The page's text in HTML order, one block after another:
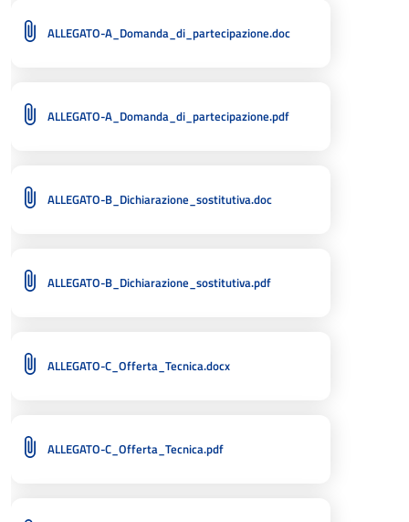
ALLEGATO-A_Domanda_di_partecipazione.doc
ALLEGATO-A_Domanda_di_partecipazione.pdf
ALLEGATO-B_Dichiarazione_sostitutiva.doc
ALLEGATO-B_Dichiarazione_sostitutiva.pdf
ALLEGATO-C_Offerta_Tecnica.docx
ALLEGATO-C_Offerta_Tecnica.pdf